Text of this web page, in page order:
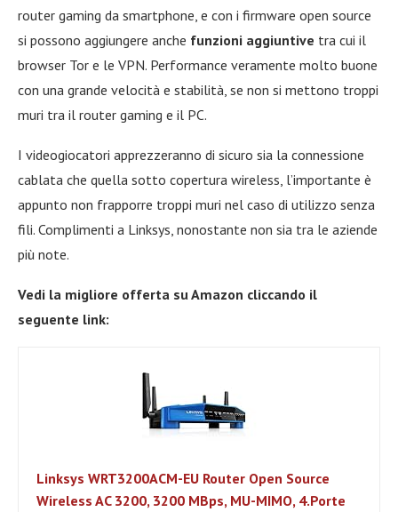
router gaming da smartphone, e con i firmware open source
si possono aggiungere anche funzioni aggiuntive tra cui il
browser Tor e le VPN. Performance veramente molto buone
con una grande velocità e stabilità, se non si mettono troppi
muri tra il router gaming e il PC.
I videogiocatori apprezzeranno di sicuro sia la connessione
cablata che quella sotto copertura wireless, l’importante è
appunto non frapporre troppi muri nel caso di utilizzo senza
fili. Complimenti a Linksys, nonostante non sia tra le aziende
più note.
Vedi la migliore offerta su Amazon cliccando il
seguente link:
Linksys WRT3200ACM-EU Router Open Source
Wireless AC 3200, 3200 MBps, MU-MIMO, 4.Porte